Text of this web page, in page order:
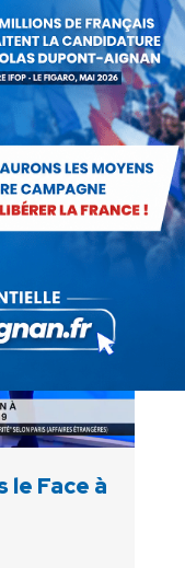
de
face au
des
le Face à